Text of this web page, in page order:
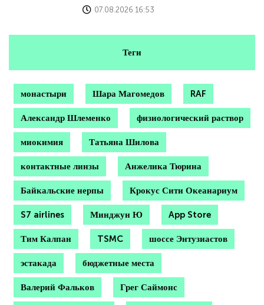
07.08.2026 16:53
Теги
монастыри Шара Магомедов RAF
Александр Шлеменко физиологический раствор
миокимия Татьяна Шилова
контактные линзы Анжелика Тюрина
Байкальские нерпы Крокус Сити Океанариум
S7 airlines Минджун Ю App Store
Тим Калпан TSMC шоссе Энтузиастов
эстакада бюджетные места
Валерий Фальков Грег Саймонс